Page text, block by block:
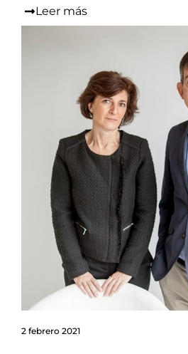
Leer más
2 febrero 2021